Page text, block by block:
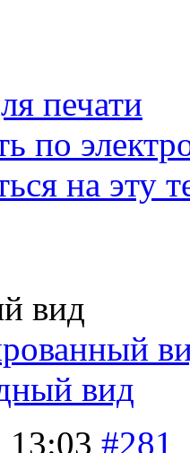
печати
по
на эту
вид
вид
13:03 #281